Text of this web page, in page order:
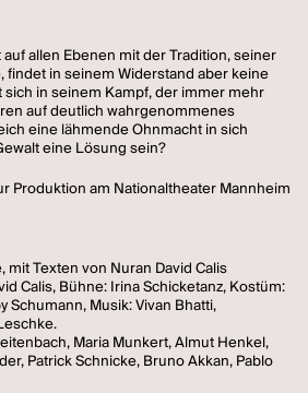
allen Ebenen mit der Tradition, seiner
findet in seinem Widerstand aber keine
in seinem Kampf, der immer mehr
auf deutlich wahrgenommenes
eine lähmende Ohnmacht in sich
eine Lösung sein?
Produktion am Nationaltheater Mannheim
mit Texten von Nuran David Calis
Calis, Bühne: Irina Schicketanz, Kostüm:
Schumann, Musik: Vivan Bhatti,
Maria Munkert, Almut Henkel,
Patrick Schnicke, Bruno Akkan, Pablo